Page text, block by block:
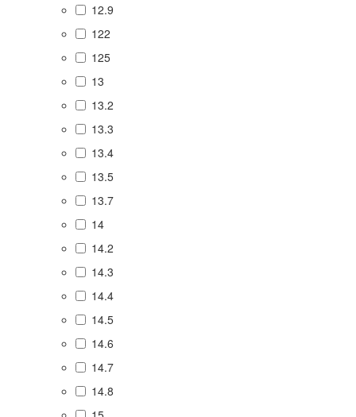
12.9
122
125
13
13.2
13.3
13.4
13.5
13.7
14
14.2
14.3
14.4
14.5
14.6
14.7
14.8